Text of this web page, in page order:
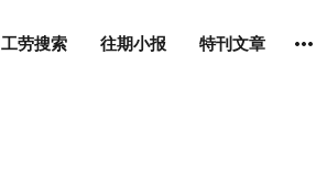
工劳搜索 往期小报 特刊文章